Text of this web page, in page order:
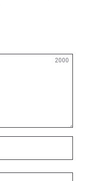
2000